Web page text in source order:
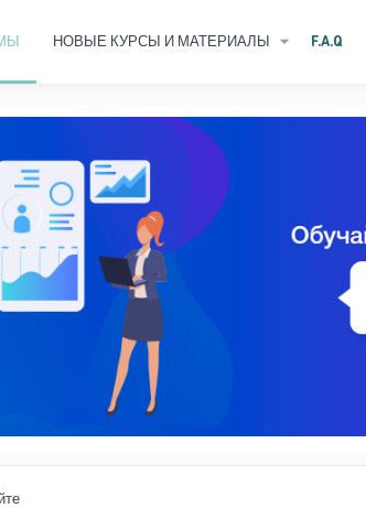
НОВЫЕ КУРСЫ И МАТЕРИАЛЫ F.A.Q